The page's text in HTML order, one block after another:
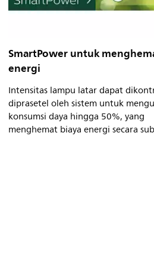
SmartPower untuk
energi
Intensitas lampu latar dapat
diprasetel oleh sistem untuk
konsumsi daya hingga 50%, yang
menghemat biaya energi secara